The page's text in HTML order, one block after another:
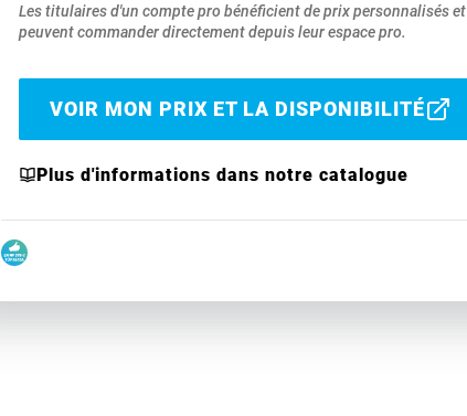
Les titulaires d'un compte pro bénéficient de prix personnalisés et
peuvent commander directement depuis leur espace pro.
VOIR MON PRIX ET LA DISPONIBILITÉ
Plus d'informations dans notre catalogue